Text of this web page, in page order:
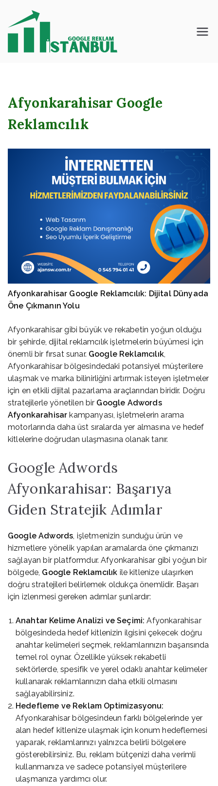
İstanbul – Google
Afyonkarahisar Google
Reklamcılık
Afyonkarahisar Google Reklamcılık: Dijital Dünyada
Öne Çıkmanın Yolu
Afyonkarahisar gibi büyük ve rekabetin yoğun olduğu
bir şehirde, dijital reklamcılık işletmelerin büyümesi için
önemli bir fırsat sunar. Google Reklamcılık,
Afyonkarahisar bölgesindedaki potansiyel müşterilere
ulaşmak ve marka bilinirliğini artırmak isteyen işletmeler
için en etkili dijital pazarlama araçlarından biridir. Doğru
stratejilerle yönetilen bir Google Adwords
Afyonkarahisar kampanyası, işletmelerin arama
motorlarında daha üst sıralarda yer almasına ve hedef
kitlelerine doğrudan ulaşmasına olanak tanır.
Google Adwords
Afyonkarahisar: Başarıya
Giden Stratejik Adımlar
Google Adwords, işletmenizin sunduğu ürün ve
hizmetlere yönelik yapılan aramalarda öne çıkmanızı
sağlayan bir platformdur. Afyonkarahisar gibi yoğun bir
bölgede, Google Reklamcılık ile kitlenize ulaşırken
doğru stratejileri belirlemek oldukça önemlidir. Başarı
için izlenmesi gereken adımlar şunlardır:
Anahtar Kelime Analizi ve Seçimi: Afyonkarahisar
bölgesindeda hedef kitlenizin ilgisini çekecek doğru
anahtar kelimeleri seçmek, reklamlarınızın başarısında
temel rol oynar. Özellikle yüksek rekabetli
sektörlerde, spesifik ve yerel odaklı anahtar kelimeler
kullanarak reklamlarınızın daha etkili olmasını
sağlayabilirsiniz.
Hedefleme ve Reklam Optimizasyonu:
Afyonkarahisar bölgesindeun farklı bölgelerinde yer
alan hedef kitlenize ulaşmak için konum hedeflemesi
yaparak, reklamlarınızı yalnızca belirli bölgelere
gösterebilirsiniz. Bu, reklam bütçenizi daha verimli
kullanmanıza ve sadece potansiyel müşterilere
ulaşmanıza yardımcı olur.